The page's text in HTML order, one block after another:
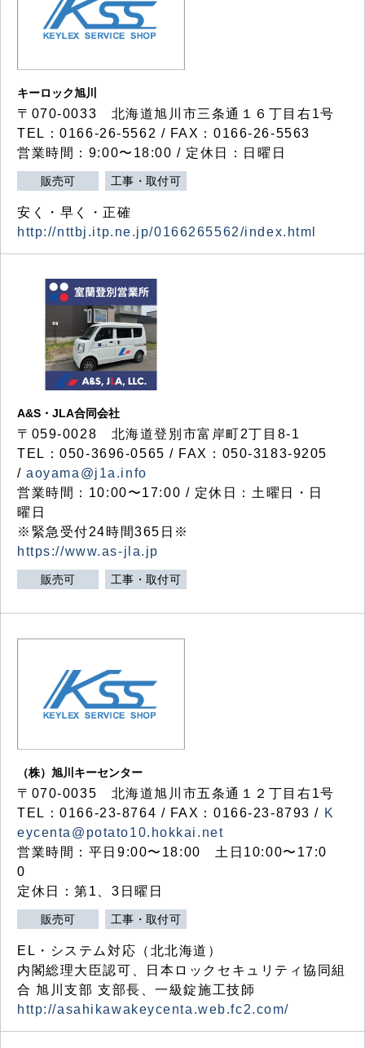
キーロック旭川
〒070-0033 北海道旭川市三条通１６丁目右1号
TEL：0166-26-5562 / FAX：0166-26-5563
営業時間：9:00〜18:00 / 定休日：日曜日
販売可 工事・取付可
安く・早く・正確
http://nttbj.itp.ne.jp/0166265562/index.html
A&S・JLA合同会社
〒 059-0028 北海道登別市富岸町2丁目 8-1
TEL：050-3696-0565 / FAX：050-3183-9205
/aoyama@j1a.info
営業時間：10:00〜17:00 / 定休日：土曜日・日
曜日
※緊急受付24時間365日※
https://www.as-jla.jp
販売可 工事・取付可
（株）旭川キーセンター
〒070-0035 北海道旭川市五条通１２丁目右1号
TEL：0166-23-8764 / FAX：0166-23-8793 / K
eycenta@potato10.hokkai.net
営業時間：平日9:00〜18:00 土日10:00〜17:0
0
定休日：第1、3日曜日
販売可 工事・取付可
EL・システム対応（北北海道）
内閣総理大臣認可、日本ロックセキュリティ協同組
合 旭川支部 支部長、一級錠施工技師
http://asahikawakeycenta.web.fc2.com/